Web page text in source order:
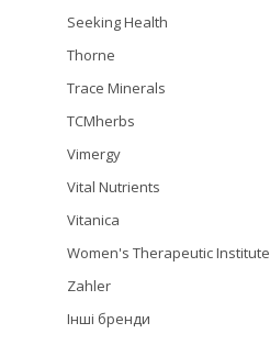
Seeking Health
Thorne
Trace Minerals
TCMherbs
Vimergy
Vital Nutrients
Vitanica
Women's Therapeutic Institute
Zahler
Інші бренди